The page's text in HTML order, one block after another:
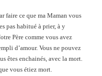
faire ce que ma Maman vous
pas habitué à prier, à y
Père comme vous avez
d’amour. Vous ne pouvez
êtes enchainés, avec la mort.
vous étiez mort.